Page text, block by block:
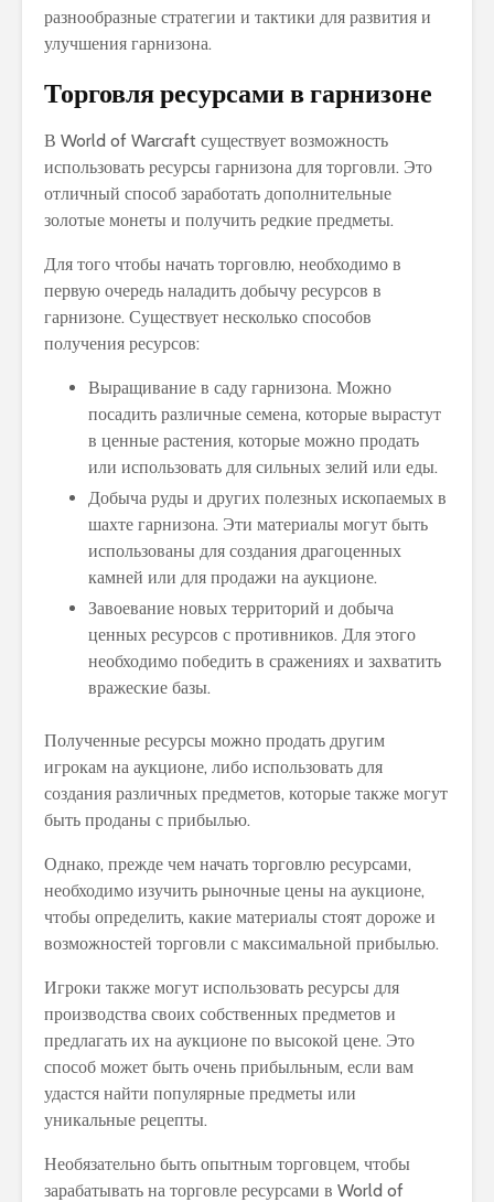
разнообразные стратегии и тактики для развития и
улучшения гарнизона.
Торговля ресурсами в гарнизоне
В World of Warcraft существует возможность
использовать ресурсы гарнизона для торговли. Это
отличный способ заработать дополнительные
золотые монеты и получить редкие предметы.
Для того чтобы начать торговлю, необходимо в
первую очередь наладить добычу ресурсов в
гарнизоне. Существует несколько способов
получения ресурсов:
Выращивание в саду гарнизона. Можно
посадить различные семена, которые вырастут
в ценные растения, которые можно продать
или использовать для сильных зелий или еды.
Добыча руды и других полезных ископаемых в
шахте гарнизона. Эти материалы могут быть
использованы для создания драгоценных
камней или для продажи на аукционе.
Завоевание новых территорий и добыча
ценных ресурсов с противников. Для этого
необходимо победить в сражениях и захватить
вражеские базы.
Полученные ресурсы можно продать другим
игрокам на аукционе, либо использовать для
создания различных предметов, которые также могут
быть проданы с прибылью.
Однако, прежде чем начать торговлю ресурсами,
необходимо изучить рыночные цены на аукционе,
чтобы определить, какие материалы стоят дороже и
возможностей торговли с максимальной прибылью.
Игроки также могут использовать ресурсы для
производства своих собственных предметов и
предлагать их на аукционе по высокой цене. Это
способ может быть очень прибыльным, если вам
удастся найти популярные предметы или
уникальные рецепты.
Необязательно быть опытным торговцем, чтобы
зарабатывать на торговле ресурсами в World of